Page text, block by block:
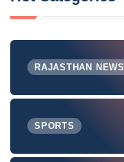
RAJASTHAN NEWS
SPORTS